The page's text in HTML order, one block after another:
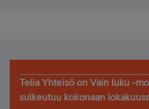
Telia Yhteisö on Vain luku -
sulkeutuu kokonaan